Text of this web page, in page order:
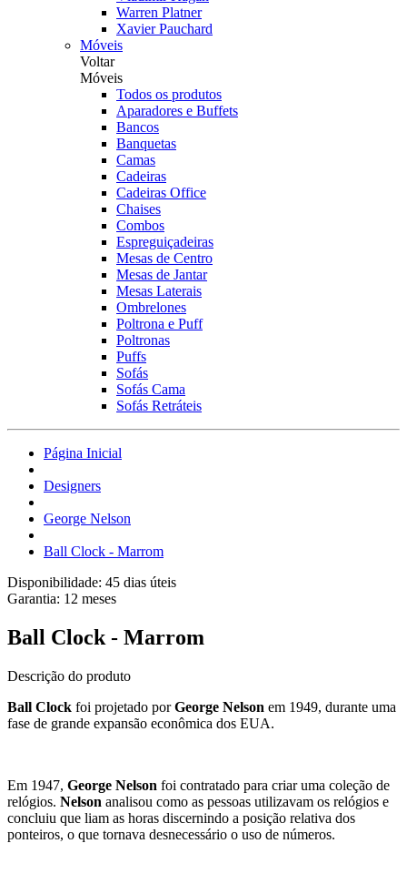
Warren Platner
Xavier Pauchard
Móveis
Voltar
Móveis
Todos os produtos
Aparadores e Buffets
Bancos
Banquetas
Camas
Cadeiras
Cadeiras Office
Chaises
Combos
Espreguiçadeiras
Mesas de Centro
Mesas de Jantar
Mesas Laterais
Ombrelones
Poltrona e Puff
Poltronas
Puffs
Sofás
Sofás Cama
Sofás Retráteis
Página Inicial
Designers
George Nelson
Ball Clock - Marrom
Disponibilidade: 45 dias úteis
Garantia: 12 meses
Ball Clock - Marrom
Descrição do produto
Ball Clock foi projetado porGeorge Nelson em 1949, durante uma
fase de grande expansão econômica dos EUA.
Em 1947, George Nelson foi contratado para criar uma coleção de
relógios. Nelson analisou como as pessoas utilizavam os relógios e
concluiu que liam as horas discernindo a posição relativa dos
ponteiros, o que tornava desnecessário o uso de números.